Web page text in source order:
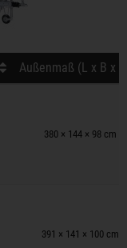
Außenmaß (L x B x
380 × 144 × 98 cm
391 × 141 × 100 cm